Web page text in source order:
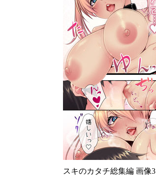
スキのカタチ総集編 画像3